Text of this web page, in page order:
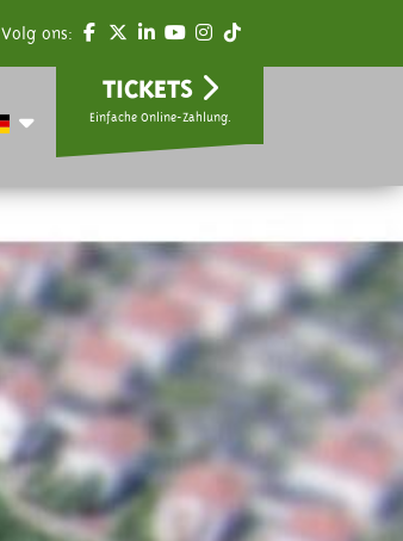
Volg ons:
TICKETS
Einfache Online-Zahlung.